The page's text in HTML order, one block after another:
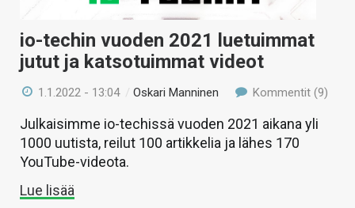
HAKU
io-techin vuoden 2021 luetuimmat
jutut ja katsotuimmat videot
1.1.2022 - 13:04 /Oskari Manninen Kommentit (9)
Julkaisimme io-techissä vuoden 2021 aikana yli
1000 uutista, reilut 100 artikkelia ja lähes 170
YouTube-videota.
Lue lisää